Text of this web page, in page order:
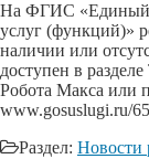
На ФГИС «Единый
услуг (функций)»
наличии или
доступен в
Робота Макса или
www.gosuslugi.ru/
Раздел: Новости